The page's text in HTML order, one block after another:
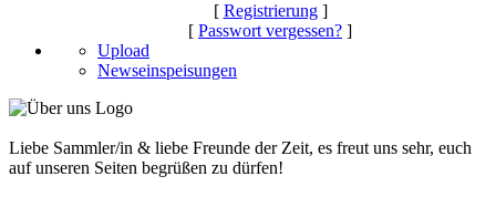
[ Registrierung]
[ Passwort vergessen? ]
Upload
Newseinspeisungen
Liebe Sammler/in & liebe Freunde der Zeit, es freut uns sehr, euch
auf unseren Seiten begrüßen zu dürfen!